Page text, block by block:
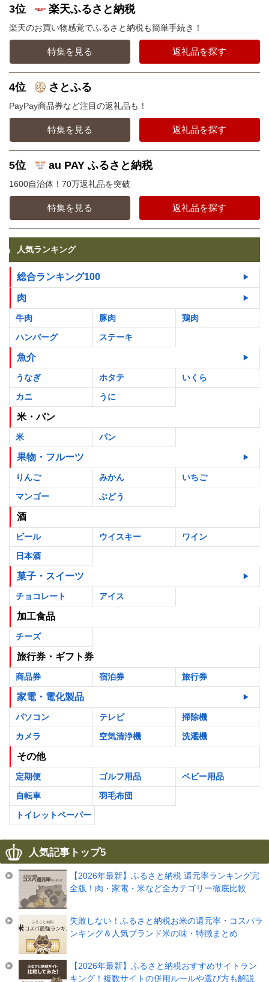
3位 楽天ふるさと納税
楽天のお買い物感覚でふるさと納税も簡単手続き！
特集を見る 返礼品を探す
4位 さとふる
PayPay商品券など注目の返礼品も！
特集を見る 返礼品を探す
5位 au PAY ふるさと納税
1600自治体！70万返礼品を突破
特集を見る 返礼品を探す
人気ランキング
総合ランキング100
肉
牛肉 豚肉
鶏肉
ハンバーグ
ステーキ
魚介
うなぎ ホタテ
いくら
カニ
うに
米・パン
米 パン
果物・フルーツ
りんご みかん
いちご
マンゴー
ぶどう
酒
ビール ウイスキー
ワイン
日本酒
菓子・スイーツ
チョコレート アイス
加工食品
チーズ
旅行券・ギフト券
商品券 宿泊券 旅行券
家電・電化製品
パソコン テレビ
掃除機
カメラ
空気清浄機 洗濯機
その他
定期便 ゴルフ用品
ベビー用品
自転車
羽毛布団
トイレットペーパー
人気記事トップ5
【2026年最新】ふるさと納税 還元率ランキング完
全版！肉・家電・米など全カテゴリー徹底比較
失敗しない！ふるさと納税お米の還元率・コスパラ
ンキング＆人気ブランド米の味・特徴まとめ
【2026年最新】ふるさと納税おすすめサイトラン
キング！複数サイトの併用ルールや選び方も解説